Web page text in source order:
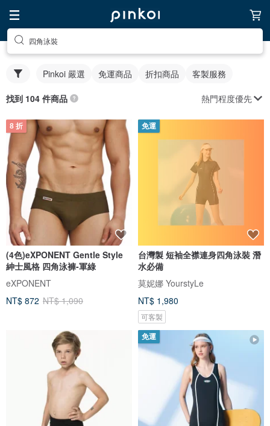
四角泳裝
Pinkoi 嚴選 免運商品 折扣商品 客製服務
找到 104 件商品 熱門程度優先
8 折
(4色)eXPONENT Gentle Style
紳士風格 四角泳褲-軍綠
eXPONENT
NT$ 872 NT$ 1,090
免運
台灣製 短袖全襟連身四角泳裝 潛
水必備
莫妮娜 YourstyLe
NT$ 1,980
可客製
免運